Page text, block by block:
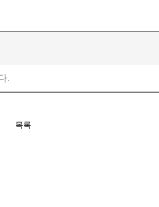
.
목록